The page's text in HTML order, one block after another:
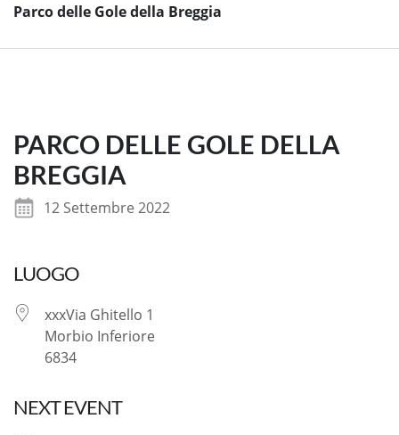
Parco delle Gole della Breggia
PARCO DELLE GOLE DELLA
BREGGIA
12 Settembre 2022
LUOGO
xxxVia Ghitello 1
Morbio Inferiore
6834
NEXT EVENT